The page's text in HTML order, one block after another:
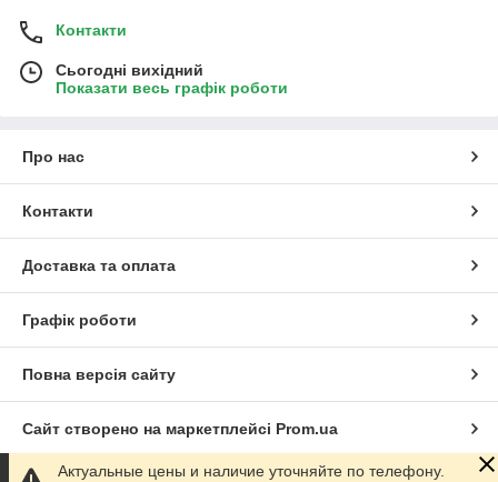
Контакти
Сьогодні вихідний
Показати весь графік роботи
Про нас
Контакти
Доставка та оплата
Графік роботи
Повна версія сайту
Сайт створено на маркетплейсі Prom.ua
Актуальные цены и наличие уточняйте по телефону.